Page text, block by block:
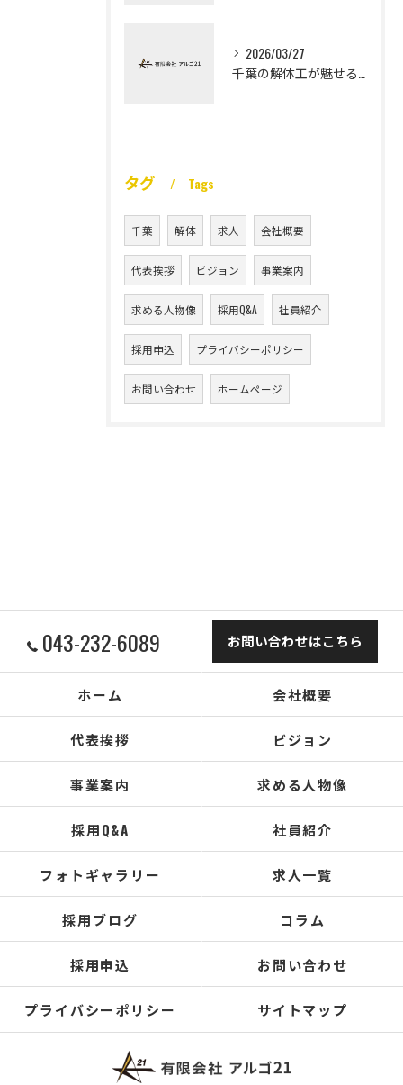
2026/03/27
タグ Tags
千葉 解体 求人 会社概要
代表挨拶 ビジョン 事業案内
求める人物像 採用Q&A 社員紹介
採用申込 プライバシーポリシー
お問い合わせ ホームページ
043-232-6089 お問い合わせはこちら
ホーム 会社概要
代表挨拶 ビジョン
事業案内 求める人物像
採用Q&A 社員紹介
フォトギャラリー 求人一覧
採用ブログ コラム
採用申込 お問い合わせ
プライバシーポリシー サイトマップ